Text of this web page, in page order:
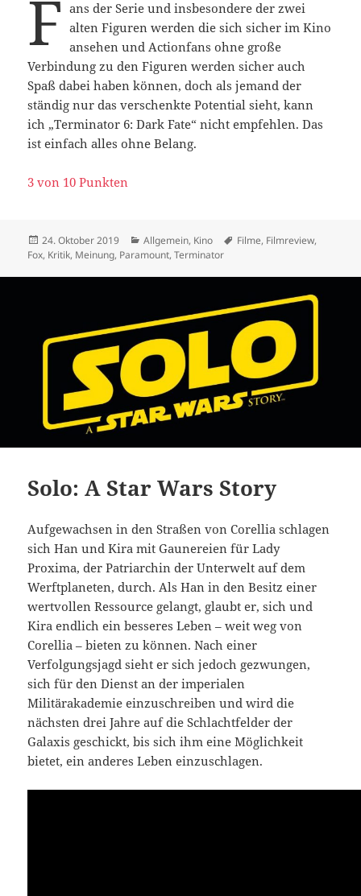
F ans der Serie und insbesondere der zwei
alten Figuren werden die sich sicher im Kino
ansehen und Actionfans ohne große
Verbindung zu den Figuren werden sicher auch
Spaß dabei haben können, doch als jemand der
ständig nur das verschenkte Potential sieht, kann
ich „Terminator 6: Dark Fate“ nicht empfehlen. Das
ist einfach alles ohne Belang.
3 von 10 Punkten
Veröffentlicht
am
24. Oktober 2019 Kategorien
Allgemein, Kino Schlagwörter
Filme, Filmreview,
Fox, Kritik, Meinung, Paramount,Terminator
Solo: A Star Wars Story
Aufgewachsen in den Straßen von Corellia schlagen
sich Han und Kira mit Gaunereien für Lady
Proxima, der Patriarchin der Unterwelt auf dem
Werftplaneten, durch. Als Han in den Besitz einer
wertvollen Ressource gelangt, glaubt er, sich und
Kira endlich ein besseres Leben – weit weg von
Corellia – bieten zu können. Nach einer
Verfolgungsjagd sieht er sich jedoch gezwungen,
sich für den Dienst an der imperialen
Militärakademie einzuschreiben und wird die
nächsten drei Jahre auf die Schlachtfelder der
Galaxis geschickt, bis sich ihm eine Möglichkeit
bietet, ein anderes Leben einzuschlagen.